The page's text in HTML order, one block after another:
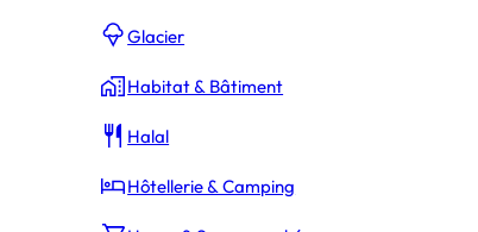
Glacier
Habitat & Bâtiment
Halal
Hôtellerie & Camping